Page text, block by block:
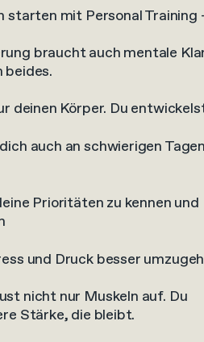
starten mit Personal Training
braucht auch mentale
beides.
deinen Körper. Du
auch an schwierigen
Prioritäten zu kennen und
und Druck besser
nicht nur Muskeln auf. Du
Stärke, die bleibt.